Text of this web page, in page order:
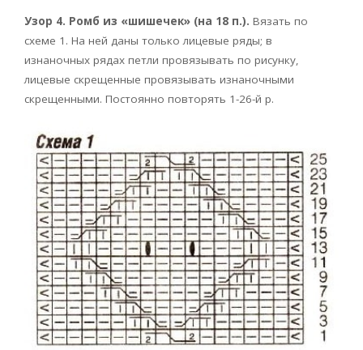
Узор 4. Ромб из «шишечек» (на 18 п.). Вязать по
схеме 1. На ней даны только лицевые ряды; в
изнаночных рядах петли провязывать по рисунку,
лицевые скрещенные провязывать изнаночными
скрещенными. Постоянно повторять 1-26-й р.